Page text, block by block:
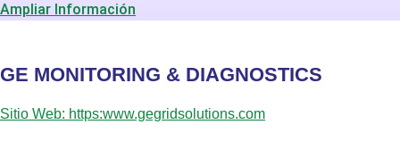
Ampliar Información
GE MONITORING & DIAGNOSTICS
Sitio Web: https:www.gegridsolutions.com